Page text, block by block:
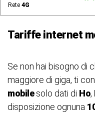
Rete 4G
Tariffe internet
Se non hai bisogno di
maggiore di giga, ti
mobilesolo dati di Ho,
disposizione ognuna